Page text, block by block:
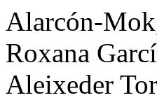
Alarcón-
Roxana
Aleixeder